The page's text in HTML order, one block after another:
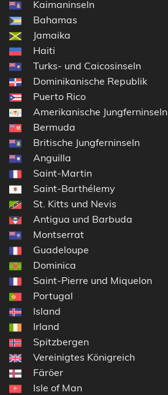
Kaimaninseln
Bahamas
Jamaika
Haiti
Turks- und Caicosinseln
Dominikanische Republik
Puerto Rico
Amerikanische Jungferninseln
Bermuda
Britische Jungferninseln
Anguilla
Saint-Martin
Saint-Barthélemy
St. Kitts und Nevis
Antigua und Barbuda
Montserrat
Guadeloupe
Dominica
Saint-Pierre und Miquelon
Portugal
Island
Irland
Spitzbergen
Vereinigtes Königreich
Färöer
Isle of Man